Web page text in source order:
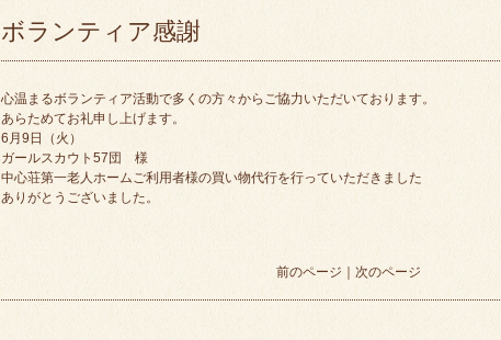
ボランティア感謝
心温まるボランティア活動で多くの方々からご協力いただいております。
あらためてお礼申し上げます。
6月9日（火）
ガールスカウト57団 様
中心荘第一老人ホームご利用者様の買い物代行を行っていただきました
ありがとうございました。
前のページ 次のページ